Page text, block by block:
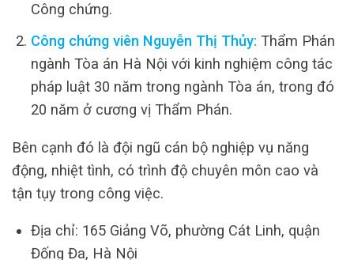
Công chứng.
Công chứng viên Nguyễn Thị Thủy: Thẩm Phán
ngành Tòa án Hà Nội với kinh nghiệm công tác
pháp luật 30 năm trong ngành Tòa án, trong đó
20 năm ở cương vị Thẩm Phán.
Bên cạnh đó là đội ngũ cán bộ nghiệp vụ năng
động, nhiệt tình, có trình độ chuyên môn cao và
tận tụy trong công việc.
Địa chỉ: 165 Giảng Võ, phường Cát Linh, quận
Đống Đa, Hà Nội